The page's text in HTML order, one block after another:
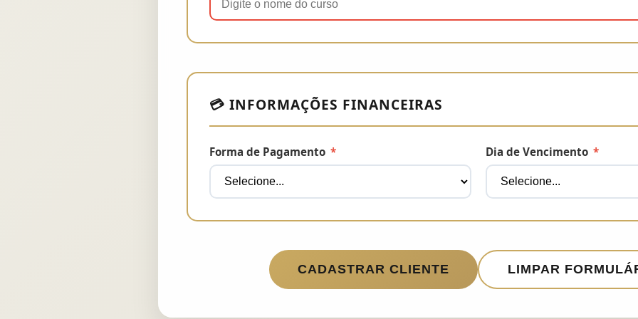
💳 INFORMAÇÕES FINANCEIRAS
Forma de Pagamento * Dia de Vencimento *
CADASTRAR CLIENTE LIMPAR